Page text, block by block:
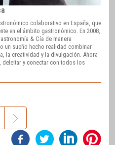
colaborativo en España, que
en el ámbito gastronómico. En 2008,
& Cía de manera
un sueño hecho realidad combinar
la creatividad y la divulgación. Ahora
deleitar y conectar con todos los